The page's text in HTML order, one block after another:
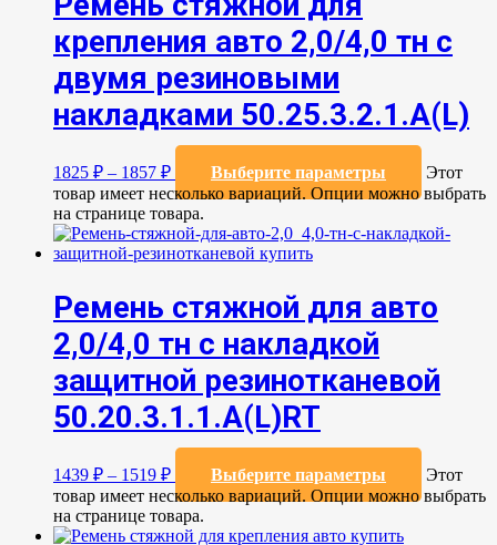
крепления авто 2,0/4,0 тн с
двумя резиновыми
накладками 50.25.3.2.1.А(L)
1825 ₽ – 1857 ₽ Выберите параметры
Этот
товар имеет несколько вариаций. Опции можно выбрать
на странице товара.
Ремень стяжной для авто
2,0/4,0 тн с накладкой
защитной резинотканевой
50.20.3.1.1.А(L)RT
1439 ₽ – 1519 ₽ Выберите параметры
Этот
товар имеет несколько вариаций. Опции можно выбрать
на странице товара.